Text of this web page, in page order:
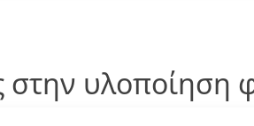
στην υλοποίηση